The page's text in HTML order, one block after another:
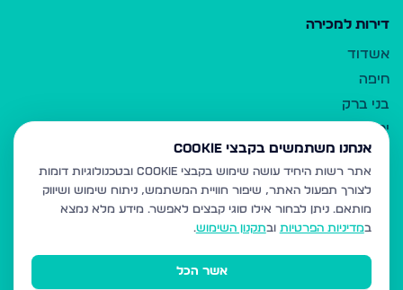
דירות למכירה
אשדוד
חיפה
בני ברק
ירושלים
אלעד
גבעת זאב
בית שמש
רכסים
מודיעין עילית
אנחנו משתמשים בקבצי Cookie
אתר רשות היחיד עושה שימוש בקבצי Cookie ובטכנולוגיות דומות
לצורך תפעול האתר, שיפור חוויית המשתמש, ניתוח שימוש ושיווק
מותאם. ניתן לבחור אילו סוגי קבצים לאפשר. מידע מלא נמצא
במדיניות הפרטיות ובתקנון השימוש.
אשר הכל